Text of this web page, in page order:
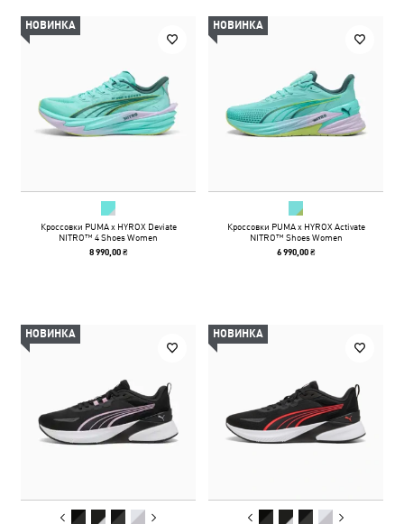
НОВИНКА
Кроссовки PUMA x HYROX Deviate
NITRO™ 4 Shoes Women
8 990,00 ₴
НОВИНКА
Кроссовки PUMA x HYROX Activate
NITRO™ Shoes Women
6 990,00 ₴
НОВИНКА НОВИНКА